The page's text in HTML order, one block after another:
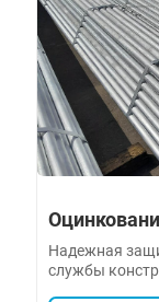
Надежная
службы